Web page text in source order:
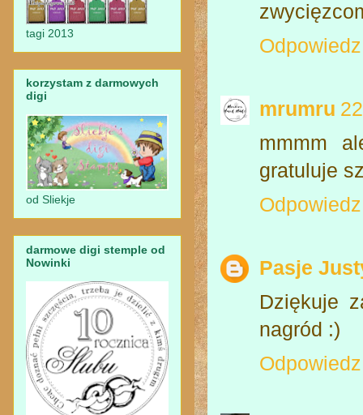
Odpowiedz
mrumru
mmmm
gratuluje
Odpowiedz
Pasje
Dziękuje
nagród :)
Odpowiedz
tagi 2013
korzystam z darmowych
digi
od Sliekje
darmowe digi stemple od
Nowinki